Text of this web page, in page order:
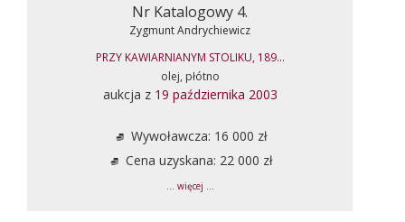
Nr Katalogowy 4.
Zygmunt Andrychiewicz
PRZY KAWIARNIANYM STOLIKU, 189...
olej, płótno
aukcja z 19 października 2003
Wywoławcza: 16 000 zł
Cena uzyskana: 22 000 zł
... więcej ...